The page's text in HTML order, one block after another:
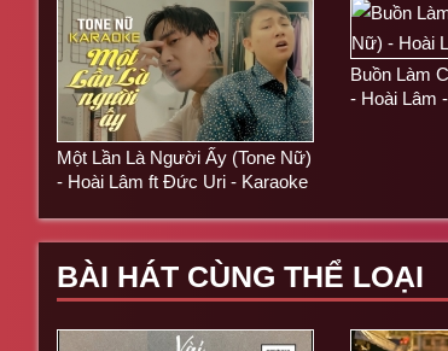
Một Lần Là Người Ấy (Tone Nữ)
- Hoài Lâm ft Đức Uri - Karaoke
Buồn Làm
- Hoài Lâm
BÀI HÁT CÙNG THỂ LOẠI